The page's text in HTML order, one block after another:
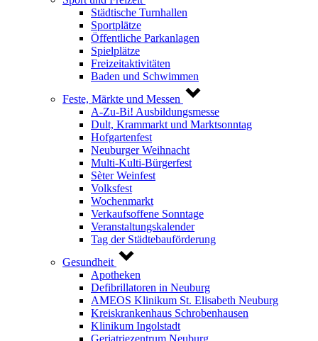
Städtische Turnhallen
Sportplätze
Öffentliche Parkanlagen
Spielplätze
Freizeitaktivitäten
Baden und Schwimmen
Feste, Märkte und Messen
A-Zu-Bi! Ausbildungsmesse
Dult, Krammarkt und Marktsonntag
Hofgartenfest
Neuburger Weihnacht
Multi-Kulti-Bürgerfest
Sèter Weinfest
Volksfest
Wochenmarkt
Verkaufsoffene Sonntage
Veranstaltungskalender
Tag der Städtebauförderung
Gesundheit
Apotheken
Defibrillatoren in Neuburg
AMEOS Klinikum St. Elisabeth Neuburg
Kreiskrankenhaus Schrobenhausen
Klinikum Ingolstadt
Geriatriezentrum Neuburg